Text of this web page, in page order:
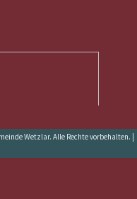
Wetzlar. Alle Rechte vorbehalten. |